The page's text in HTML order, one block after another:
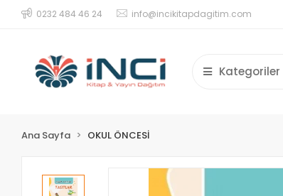
0232 484 46 24 info@incikitapdagitim.com
Kategoriler
Ana Sayfa OKUL ÖNCESİ